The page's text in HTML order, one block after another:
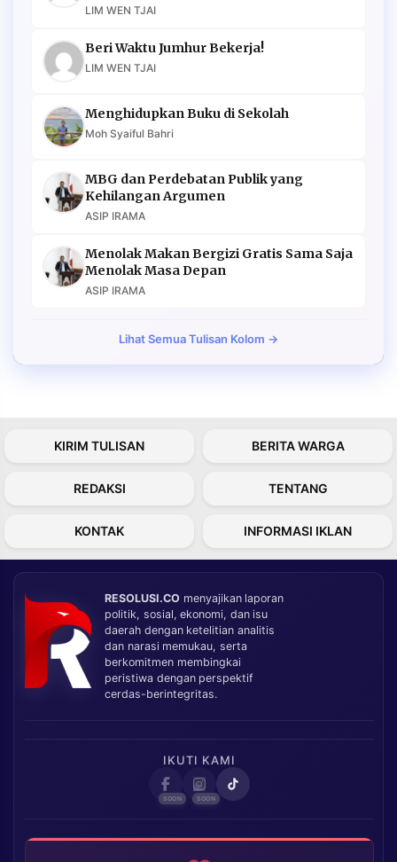
LIM WEN TJAI
Beri Waktu Jumhur Bekerja!
LIM WEN TJAI
Menghidupkan Buku di Sekolah
Moh Syaiful Bahri
MBG dan Perdebatan Publik yang
Kehilangan Argumen
ASIP IRAMA
Menolak Makan Bergizi Gratis Sama Saja
Menolak Masa Depan
ASIP IRAMA
Lihat Semua Tulisan Kolom →
KIRIM TULISAN BERITA WARGA
REDAKSI TENTANG
KONTAK INFORMASI IKLAN
RESOLUSI.CO menyajikan laporan
politik, sosial, ekonomi, dan isu
daerah dengan ketelitian analitis
dan narasi memukau, serta
berkomitmen membingkai
peristiwa dengan perspektif
cerdas-berintegritas.
IKUTI KAMI